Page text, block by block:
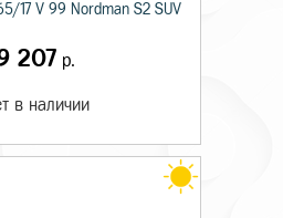
17 V 99 Nordman S2 SUV
207 р.
в наличии